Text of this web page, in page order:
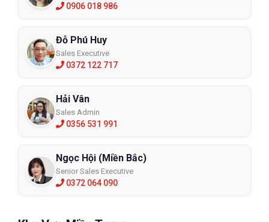
0906 018 986
Đỗ Phú Huy
Sales Executive
0372 122 717
Hải Vân
Sales Admin
0356 531 991
Ngọc Hội (Miền Bắc)
Senior Sales Executive
0372 064 090